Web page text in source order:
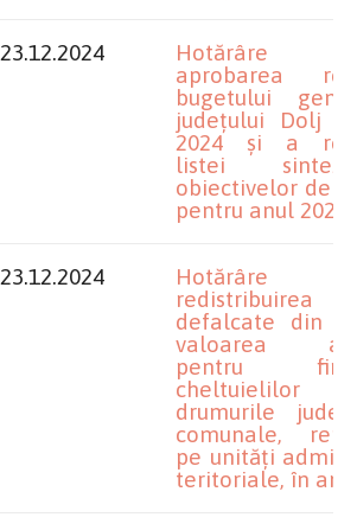
23.12.2024
Hotărâre
aprobarea
bugetului
județului Dolj
2024 și a
listei
obiectivelor de
pentru anul 2024
23.12.2024
Hotărâre
redistribuirea
defalcate din
valoarea
pentru
cheltuielilor
drumurile
comunale,
pe unități
teritoriale, în